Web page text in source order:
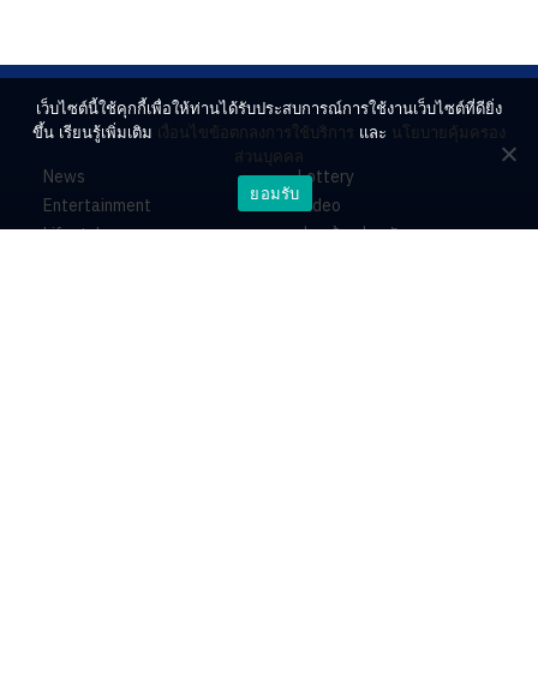
News
Entertainment
Lifestyle
Lottery
Video
ร่วมด้วยช่วยกัน
เว็บไซต์นี้ใช้คุกกี้เพื่อให้ท่านได้รับประสบการณ์การใช้งานเว็บไซต์ที่ดียิ่ง
ขึ้น เรียนรู้เพิ่มเติม เงื่อนไขข้อตกลงการใช้บริการ และ นโยบายคุ้มครอง
ส่วนบุคคล
ยอมรับ